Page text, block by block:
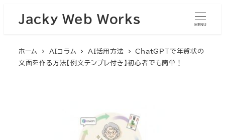
Jacky Web Works MENU
ホーム AIコラム AI活用方法
ChatGPTで年賀状の
文面を作る方法【例文テンプレ付き】初心者でも簡単！